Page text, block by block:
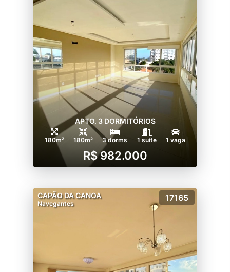
APTO. 3 DORMITÓRIOS
180m² 180m² 3 dorms 1 suíte 1 vaga
R$ 982.000
CAPÃO DA CANOA
Navegantes
17165